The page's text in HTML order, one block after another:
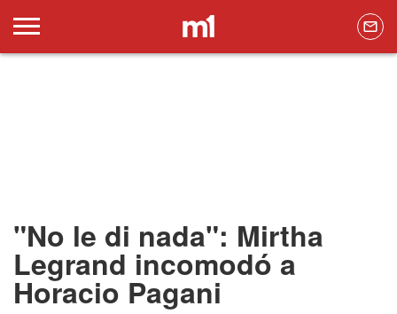
"No le di nada": Mirtha
Legrand incomodó a
Horacio Pagani